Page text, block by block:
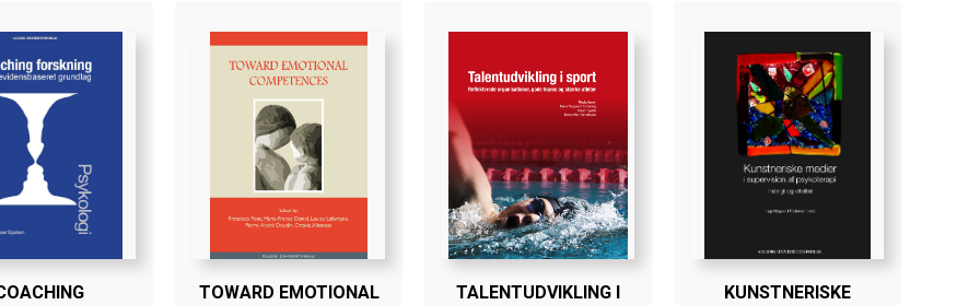
TOWARD EMOTIONAL
TALENTUDVIKLING I
KUNSTNERISKE